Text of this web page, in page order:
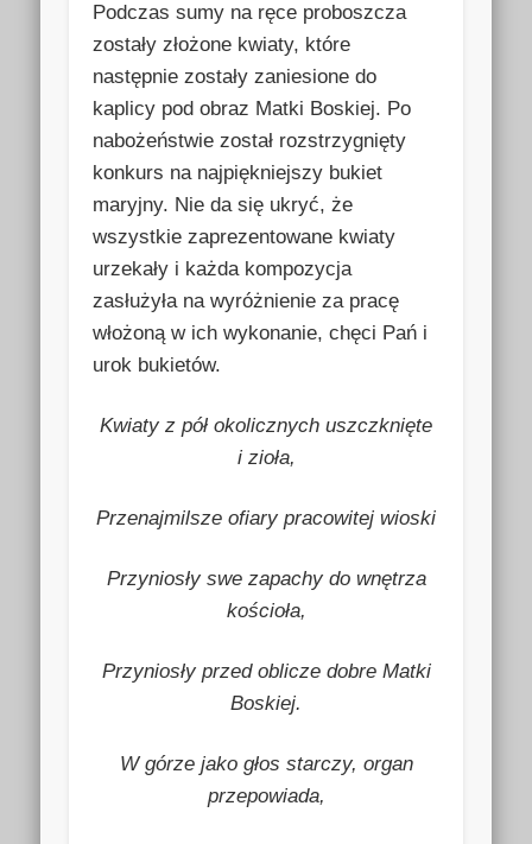
Podczas sumy na ręce proboszcza
zostały złożone kwiaty, które
następnie zostały zaniesione do
kaplicy pod obraz Matki Boskiej. Po
nabożeństwie został rozstrzygnięty
konkurs na najpiękniejszy bukiet
maryjny. Nie da się ukryć, że
wszystkie zaprezentowane kwiaty
urzekały i każda kompozycja
zasłużyła na wyróżnienie za pracę
włożoną w ich wykonanie, chęci Pań i
urok bukietów.
Kwiaty z pół okolicznych uszczknięte
i zioła,
Przenajmilsze ofiary pracowitej wioski
Przyniosły swe zapachy do wnętrza
kościoła,
Przyniosły przed oblicze dobre Matki
Boskiej.
W górze jako głos starczy, organ
przepowiada,